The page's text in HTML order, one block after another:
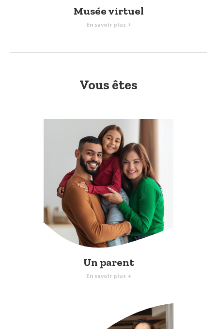
Musée virtuel
En savoir plus +
Vous êtes
Un parent
En savoir plus +